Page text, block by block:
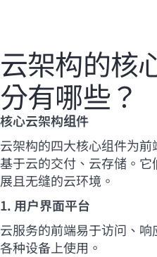
云架构的核
分有哪些？
核心云架构组件
云架构的四大核心组件为前
基于云的交付、云存储。
展且无缝的云环境。
1. 用户界面平台
云服务的前端易于访问、
各种设备上使用。